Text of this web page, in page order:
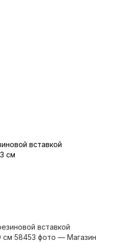
вставкой
см